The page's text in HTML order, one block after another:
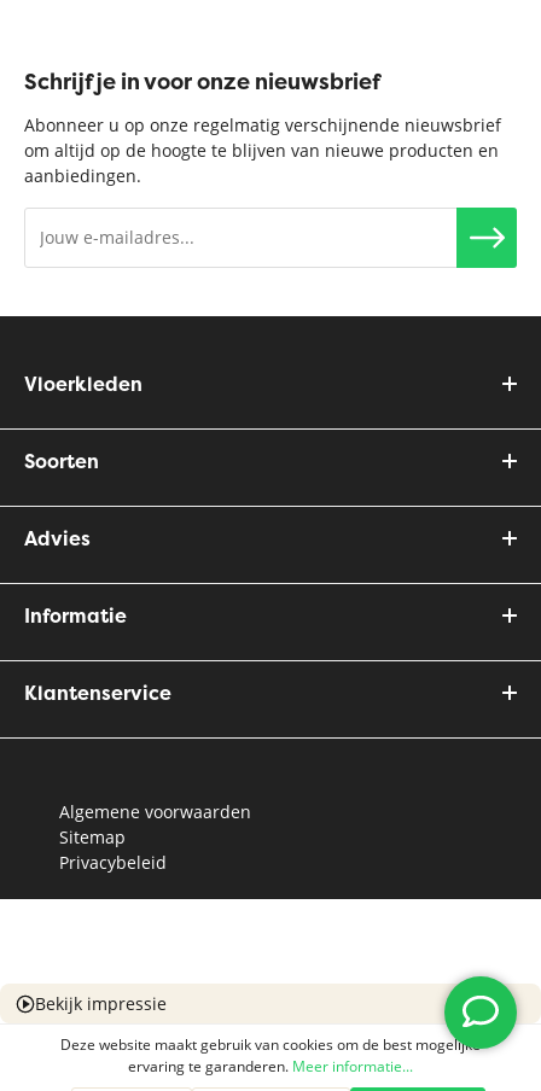
Schrijf je in voor onze nieuwsbrief
Abonneer u op onze regelmatig verschijnende nieuwsbrief
om altijd op de hoogte te blijven van nieuwe producten en
aanbiedingen.
Vloerkleden
Soorten
Advies
Informatie
Klantenservice
Algemene voorwaarden
Sitemap
Privacybeleid
Bekijk impressie
Deze website maakt gebruik van cookies om de best mogelijke
ervaring te garanderen. Meer informatie...